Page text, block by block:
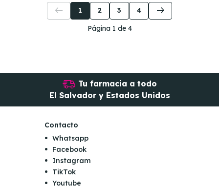
Página 1 de 4
arrow_left_alt 1 2 3 4 arrow_right_alt
Tu farmacia a todo
El Salvador y Estados Unidos
Contacto
Whatsapp
Facebook
Instagram
TikTok
Youtube